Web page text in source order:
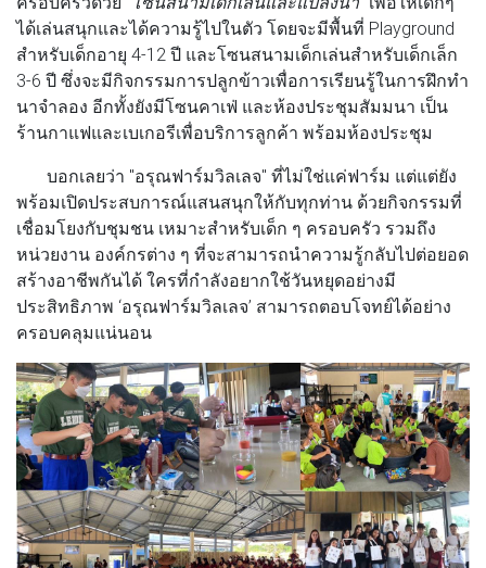
ได้เล่นสนุกและได้ความรู้ไปในตัว โดยจะมีพื้นที่ Playground
สำหรับเด็กอายุ 4-12 ปี และโซนสนามเด็กเล่นสำหรับเด็กเล็ก
3-6 ปี ซึ่งจะมีกิจกรรมการปลูกข้าวเพื่อการเรียนรู้ในการฝึกทำ
นาจำลอง อีกทั้งยังมีโซนคาเฟ่ และห้องประชุมสัมมนา เป็น
ร้านกาแฟและเบเกอรีเพื่อบริการลูกค้า พร้อมห้องประชุม
บอกเลยว่า "อรุณฟาร์มวิลเลจ" ที่ไม่ใช่แค่ฟาร์ม แต่แต่ยัง
พร้อมเปิดประสบการณ์แสนสนุกให้กับทุกท่าน ด้วยกิจกรรมที่
เชื่อมโยงกับชุมชน เหมาะสำหรับเด็ก ๆ ครอบครัว รวมถึง
หน่วยงาน องค์กรต่าง ๆ ที่จะสามารถนำความรู้กลับไปต่อยอด
สร้างอาชีพกันได้ ใครที่กำลังอยากใช้วันหยุดอย่างมี
ประสิทธิภาพ ‘อรุณฟาร์มวิลเลจ’ สามารถตอบโจทย์ได้อย่าง
ครอบคลุมแน่นอน